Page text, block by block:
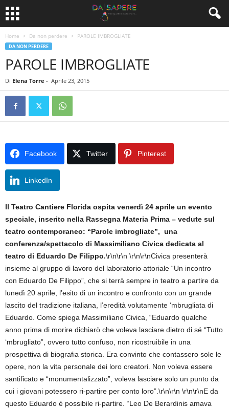
Home Da non perdere PAROLE IMBROGLIATE
DA NON PERDERE
PAROLE IMBROGLIATE
Di Elena Torre - Aprile 23, 2015
Facebook Twitter Pinterest
LinkedIn
Il Teatro Cantiere Florida ospita venerdì 24 aprile un evento
speciale, inserito nella Rassegna Materia Prima – vedute sul
teatro contemporaneo: “Parole imbrogliate”, una
conferenza/spettacolo di Massimiliano Civica dedicata al
teatro di Eduardo De Filippo.\r\n\r\n \r\n\r\nCivica presenterà
insieme al gruppo di lavoro del laboratorio attoriale “Un incontro
con Eduardo De Filippo”, che si terrà sempre in teatro a partire da
lunedì 20 aprile, l’esito di un incontro e confronto con un grande
lascito del tradizione italiana, l’eredità volutamente ‘mbrugliata di
Eduardo. Come spiega Massimiliano Civica, “Eduardo qualche
anno prima di morire dichiarò che voleva lasciare dietro di sé “Tutto
‘mbrugliato”, ovvero tutto confuso, non ricostruibile in una
prospettiva di biografia storica. Era convinto che contassero sole le
opere, non la vita personale dei loro creatori. Non voleva essere
santificato e “monumentalizzato”, voleva lasciare solo un punto da
cui i giovani potessero ri-partire per conto loro”.\r\n\r\n \r\n\r\nE da
questo Eduardo è possibile ri-partire. “Leo De Berardinis amava